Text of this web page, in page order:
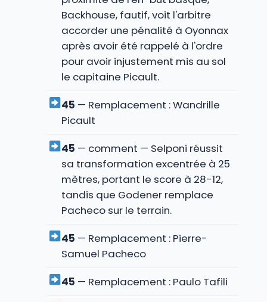
Backhouse, fautif, voit l'arbitre
accorder une pénalité à Oyonnax
après avoir été rappelé à l'ordre
pour avoir injustement mis au sol
le capitaine Picault.
45 — Remplacement : Wandrille
Picault
45 — comment — Selponi réussit
sa transformation excentrée à 25
mètres, portant le score à 28-12,
tandis que Godener remplace
Pacheco sur le terrain.
45 — Remplacement : Pierre-
Samuel Pacheco
45 — Remplacement : Paulo Tafili